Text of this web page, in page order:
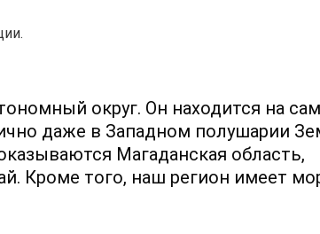
округ. Он находится на
даже в Западном полушарии
Магаданская область,
Кроме того, наш регион имеет